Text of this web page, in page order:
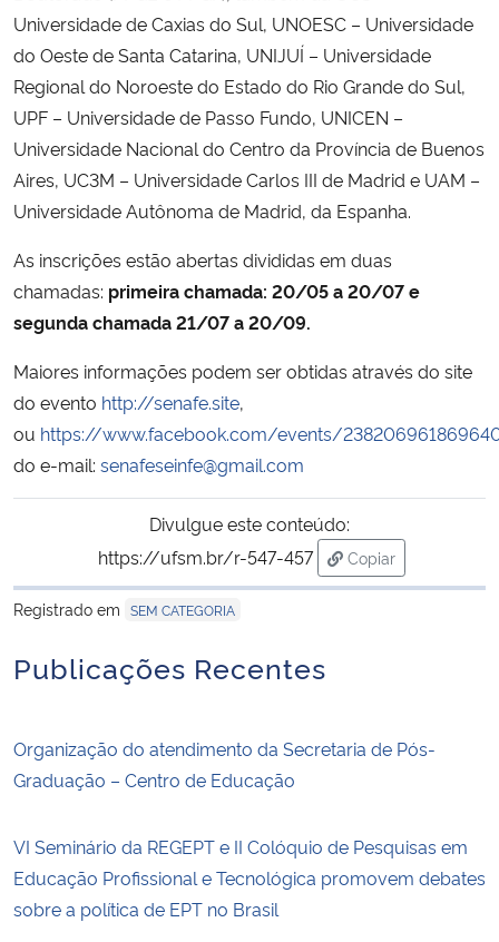
Universidade de Caxias do Sul, UNOESC – Universidade
do Oeste de Santa Catarina, UNIJUÍ – Universidade
Regional do Noroeste do Estado do Rio Grande do Sul,
UPF – Universidade de Passo Fundo, UNICEN –
Universidade Nacional do Centro da Província de Buenos
Aires, UC3M – Universidade Carlos III de Madrid e UAM –
Universidade Autônoma de Madrid, da Espanha.
As inscrições estão abertas divididas em duas
chamadas: primeira chamada: 20/05 a 20/07 e
segunda chamada 21/07 a 20/09.
Maiores informações podem ser obtidas através do site
do evento http://senafe.site,
ou https://www.facebook.com/events/
do e-mail: senafeseinfe@gmail.com
Divulgue este conteúdo:
https://ufsm.br/r-547-457
Copiar
para área de
Registrado em SEM CATEGORIA
Publicações Recentes
Organização do atendimento da Secretaria de Pós-
Graduação – Centro de Educação
VI Seminário da REGEPT e II Colóquio de Pesquisas em
Educação Profissional e Tecnológica promovem debates
sobre a política de EPT no Brasil